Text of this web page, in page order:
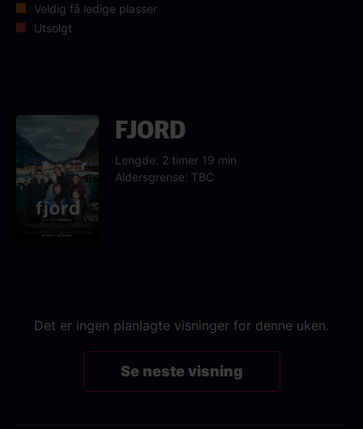
Veldig få ledige plasser
Utsolgt
FJORD
Lengde: 2 timer 19 min
Aldersgrense: TBC
Det er ingen planlagte visninger for denne uken.
Se neste visning